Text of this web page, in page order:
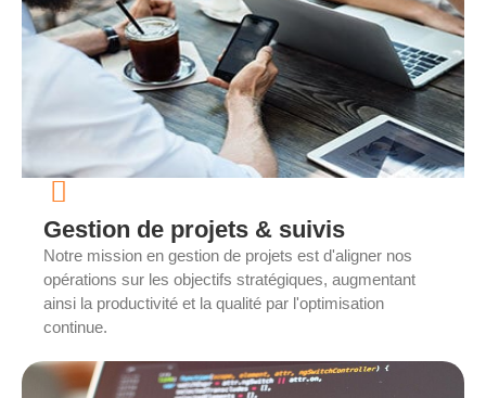
Gestion de projets & suivis
Notre mission en gestion de projets est d'aligner nos
opérations sur les objectifs stratégiques, augmentant
ainsi la productivité et la qualité par l'optimisation
continue.